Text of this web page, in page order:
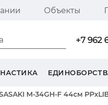
Объекты
+7 962
M-34GH-F 44см